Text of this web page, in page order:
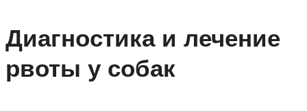
Диагностика и лечение
рвоты у собак